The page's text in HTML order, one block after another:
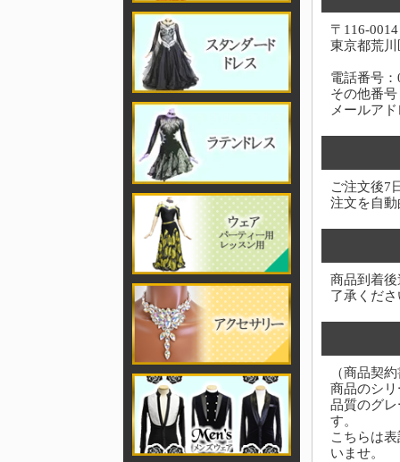
〒116-0014
東京都荒
電話番号
その他番
メールア
ご注文後7
注文を自
商品到着
了承くだ
（商品契
商品のシ
品質のグ
す。
こちらは
いませ。